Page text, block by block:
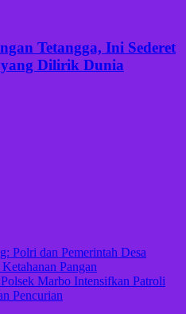
Tetangga, Ini Sederet
Dilirik Dunia
Polri dan Pemerintah Desa
Pangan
Marbo Intensifkan Patroli
Pencurian